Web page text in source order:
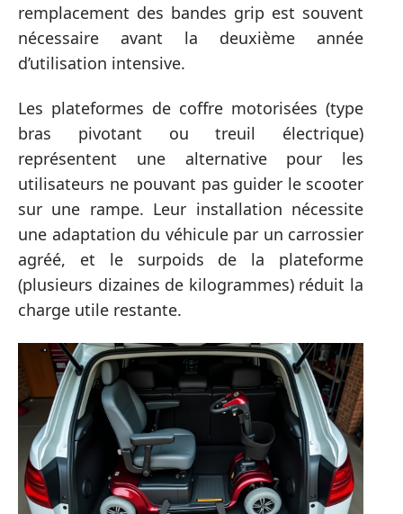
remplacement des bandes grip est souvent
nécessaire avant la deuxième année
d’utilisation intensive.
Les plateformes de coffre motorisées (type
bras pivotant ou treuil électrique)
représentent une alternative pour les
utilisateurs ne pouvant pas guider le scooter
sur une rampe. Leur installation nécessite
une adaptation du véhicule par un carrossier
agréé, et le surpoids de la plateforme
(plusieurs dizaines de kilogrammes) réduit la
charge utile restante.